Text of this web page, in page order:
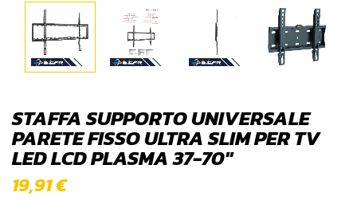
STAFFA SUPPORTO UNIVERSALE
PARETE FISSO ULTRA SLIM PER TV
LED LCD PLASMA 37-70''
19,91€